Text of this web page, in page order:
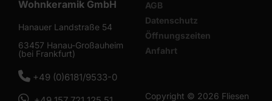
Wohnkeramik GmbH
Hanauer Landstraße 54
63457 Hanau-Großauheim
(bei Frankfurt)
0618195330
+49 (0)6181/9533-0
AGB
Datenschutz
Öffnungszeiten
Anfahrt
Copyright © 2026 Fliesen